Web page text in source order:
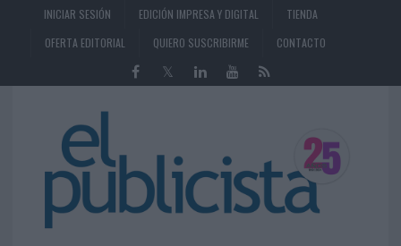
INICIAR SESIÓN EDICIÓN IMPRESA Y DIGITAL
TIENDA
OFERTA EDITORIAL
QUIERO SUSCRIBIRME CONTACTO